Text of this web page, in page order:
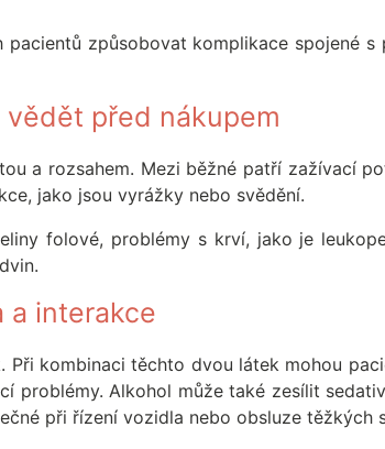
způsobovat komplikace spojené s
před nákupem
a rozsahem. Mezi běžné patří zažívací
jako jsou vyrážky nebo svědění.
folové, problémy s krví, jako je
a interakce
Při kombinaci těchto dvou látek mohou
problémy. Alkohol může také zesílit
při řízení vozidla nebo obsluze těžkých